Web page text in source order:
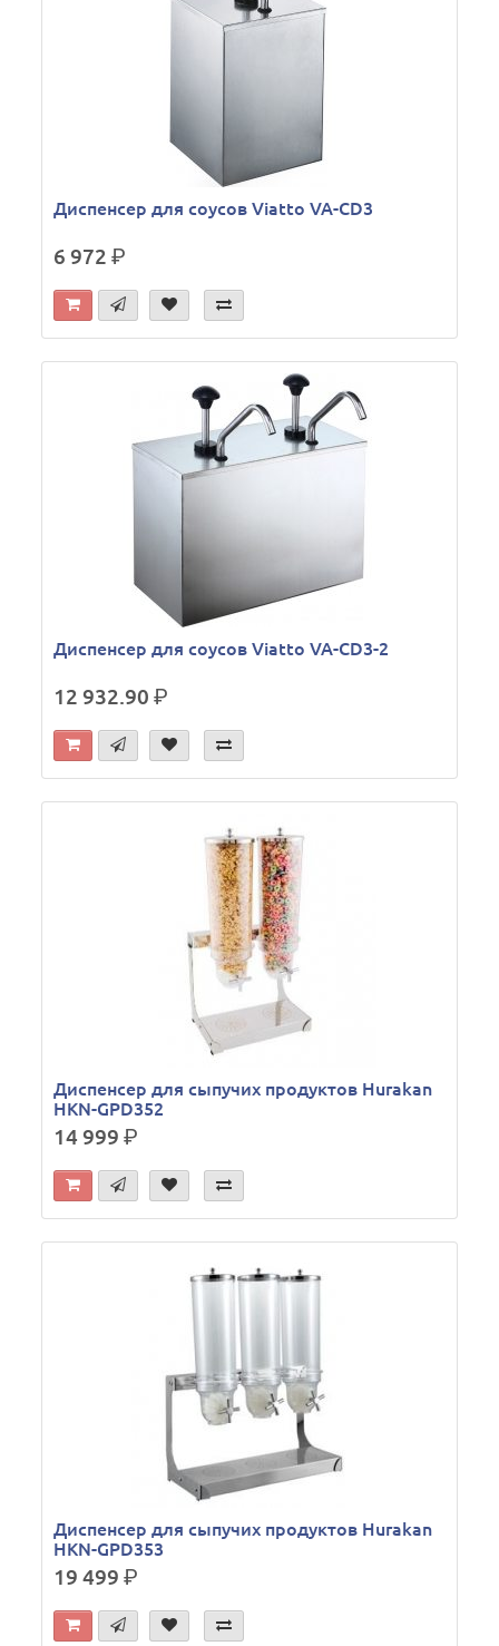
Диспенсер для соусов Viatto VA-CD3
6 972р.
Диспенсер для соусов Viatto VA-CD3-2
12 932.90р.
Диспенсер для сыпучих продуктов Hurakan
HKN-GPD352
14 999р.
Диспенсер для сыпучих продуктов Hurakan
HKN-GPD353
19 499р.